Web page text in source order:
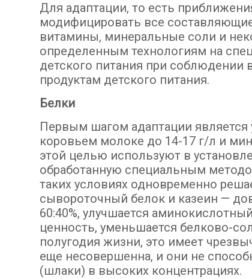
Для адаптации, то есть
модифицировать все
витамины, минеральные соли и
определенным технологиям на
детского питания при соблюдении
продуктам детского питания.
Белки
Первым шагом адаптации является
коровьем молоке до 14-17 г/л и
этой целью используют в
обработанную специальным
таких условиях одновременно
сывороточный белок и казеин —
60:40%, улучшается
ценность, уменьшается белково-
полугодия жизни, это имеет
еще несовершенна, и они не
(шлаки) в высоких концентрациях.